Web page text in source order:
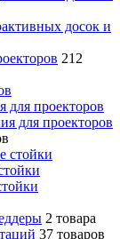
досок и
212
для проекторов
для проекторов
стойки
2 товара
37 товаров